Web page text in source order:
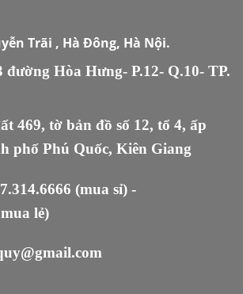
Trãi , Hà Đông, Hà Nội.
Hòa Hưng- P.12- Q.10- TP.
469, tờ bản đồ số 12, tổ 4, ấp
phố Phú Quốc, Kiên Giang
(mua sỉ) -
lẻ)